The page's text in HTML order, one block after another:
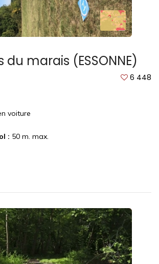
du marais (ESSONNE)
6 448
voiture
: 50 m. max.